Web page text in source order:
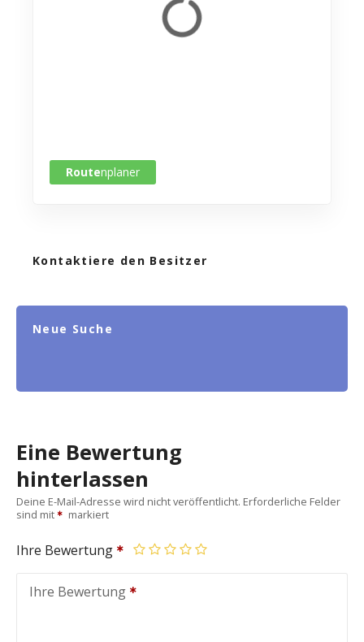
Routenplaner
Kontaktiere den Besitzer
Neue Suche
Eine Bewertung
hinterlassen
Deine E-Mail-Adresse wird nicht veröffentlicht. Erforderliche Felder
sind mit
markiert
Ihre Bewertung
Ihre Bewertung